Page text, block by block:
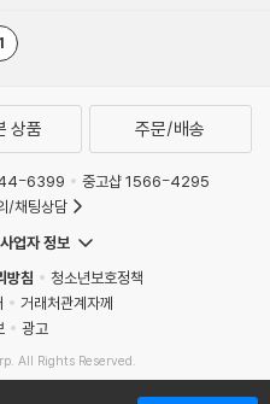
1
상품 주문/배송
6399
중고샵 1566-4295
/채팅상담
업자 정보
방침
청소년보호정책
거래처관계자께
광고
All Rights Reserved.